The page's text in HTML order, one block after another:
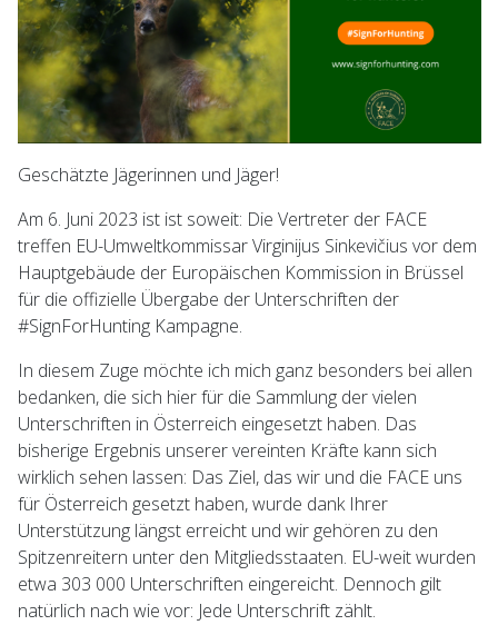
Geschätzte Jägerinnen und Jäger!
Am 6. Juni 2023 ist ist soweit: Die Vertreter der FACE
treffen EU-Umweltkommissar Virginijus Sinkevičius vor dem
Hauptgebäude der Europäischen Kommission in Brüssel
für die offizielle Übergabe der Unterschriften der
#SignForHunting Kampagne.
In diesem Zuge möchte ich mich ganz besonders bei allen
bedanken, die sich hier für die Sammlung der vielen
Unterschriften in Österreich eingesetzt haben. Das
bisherige Ergebnis unserer vereinten Kräfte kann sich
wirklich sehen lassen: Das Ziel, das wir und die FACE uns
für Österreich gesetzt haben, wurde dank Ihrer
Unterstützung längst erreicht und wir gehören zu den
Spitzenreitern unter den Mitgliedsstaaten. EU-weit wurden
etwa 303 000 Unterschriften eingereicht. Dennoch gilt
natürlich nach wie vor: Jede Unterschrift zählt.